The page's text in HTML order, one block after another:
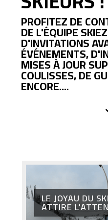
PROFITEZ DE
DE L'ÉQUIPE
D'INVITATIONS
ÉVÉNEMENTS,
MISES À JOUR
COULISSES, DE
ENCORE....
LE JOYAU DU
ATTIRE